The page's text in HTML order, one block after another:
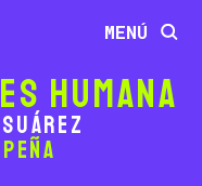
MENÚ
humana